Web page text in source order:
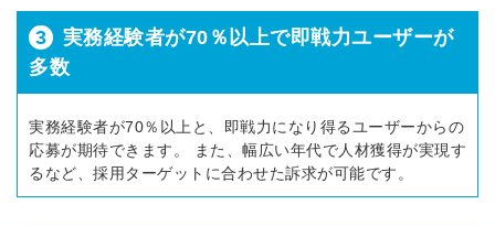
3
実務経験者が70％以上で即戦力ユーザーが
多数
実務経験者が70％以上と、即戦力になり得るユーザーからの
応募が期待できます。 また、幅広い年代で人材獲得が実現す
るなど、採用ターゲットに合わせた訴求が可能です。